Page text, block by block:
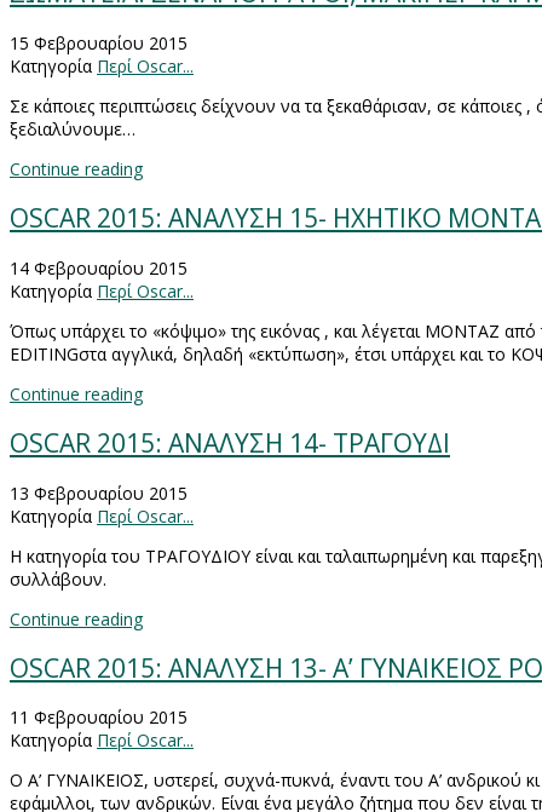
15 Φεβρουαρίου 2015
Κατηγορία Περί Oscar...
Σε κάποιες περιπτώσεις δείχνουν να τα ξεκαθάρισαν, σε
ξεδιαλύνουμε…
Continue reading
OSCAR 2015: ΑΝΑΛΥΣΗ 15- ΗΧΗΤΙΚΟ
14 Φεβρουαρίου 2015
Κατηγορία Περί Oscar...
Όπως υπάρχει το «κόψιμο» της εικόνας , και λέγεται ΜΟΝΤΑΖ
EDITINGστα αγγλικά, δηλαδή «εκτύπωση», έτσι υπάρχει και το
Continue reading
OSCAR 2015: ΑΝΑΛΥΣΗ 14- ΤΡΑΓΟΥΔΙ
13 Φεβρουαρίου 2015
Κατηγορία Περί Oscar...
Η κατηγορία του ΤΡΑΓΟΥΔΙΟΥ είναι και ταλαιπωρημένη και
συλλάβουν.
Continue reading
OSCAR 2015: ΑΝΑΛΥΣΗ 13- Α’ ΓΥΝΑΙΚΕΙΟΣ
11 Φεβρουαρίου 2015
Κατηγορία Περί Oscar...
Ο Α’ ΓΥΝΑΙΚΕΙΟΣ, υστερεί, συχνά-πυκνά, έναντι του Α’ ανδρικού
εφάμιλλοι, των ανδρικών. Είναι ένα μεγάλο ζήτημα που δεν είναι